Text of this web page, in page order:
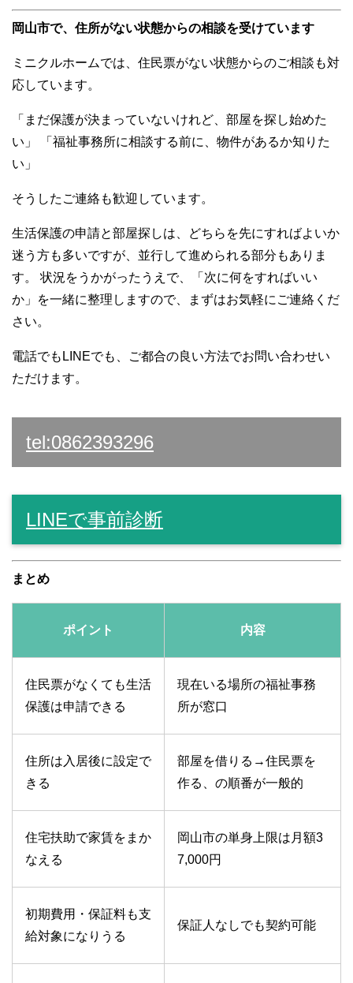
岡山市で、住所がない状態からの相談を受けています
ミニクルホームでは、住民票がない状態からのご相談も対
応しています。
「まだ保護が決まっていないけれど、部屋を探し始めた
い」 「福祉事務所に相談する前に、物件があるか知りた
い」
そうしたご連絡も歓迎しています。
生活保護の申請と部屋探しは、どちらを先にすればよいか
迷う方も多いですが、並行して進められる部分もありま
す。 状況をうかがったうえで、「次に何をすればいい
か」を一緒に整理しますので、まずはお気軽にご連絡くだ
さい。
電話でもLINEでも、ご都合の良い方法でお問い合わせい
ただけます。
tel:0862393296
LINEで事前診断
まとめ
ポイント 内容
住民票がなくても生活
保護は申請できる
現在いる場所の福祉事務
所が窓口
住所は入居後に設定で
きる
部屋を借りる→住民票を
作る、の順番が一般的
住宅扶助で家賃をまか
なえる
岡山市の単身上限は月額3
7,000円
初期費用・保証料も支
給対象になりうる
保証人なしでも契約可能